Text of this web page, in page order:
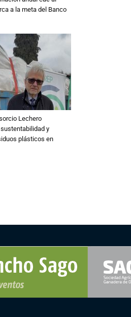
a la meta del Banco
Lechero
y
plásticos en